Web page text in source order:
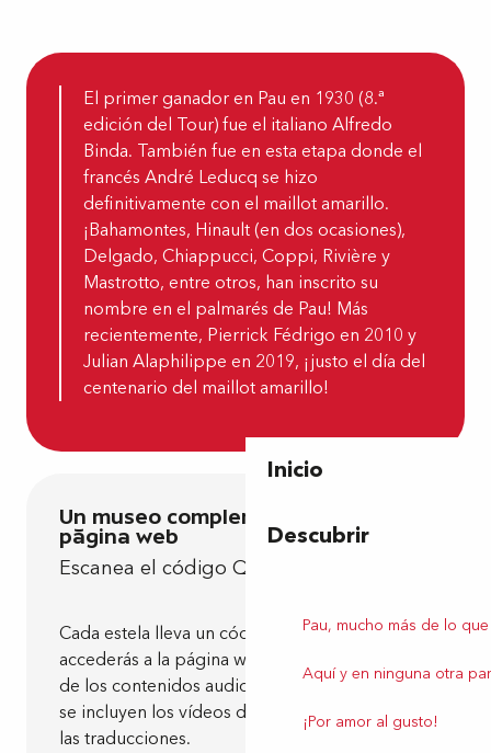
Inicio
Descubrir
Pau, mucho más de lo
Aquí y en ninguna otra
¡Por amor al gusto!
El primer ganador en Pau en 1930 (8.ª
edición del Tour) fue el italiano Alfredo
Binda. También fue en esta etapa donde el
francés André Leducq se hizo
definitivamente con el maillot amarillo.
¡Bahamontes, Hinault (en dos ocasiones),
Delgado, Chiappucci, Coppi, Rivière y
Mastrotto, entre otros, han inscrito su
nombre en el palmarés de Pau! Más
recientemente, Pierrick Fédrigo en 2010 y
Julian Alaphilippe en 2019, ¡justo el día del
centenario del maillot amarillo!
Un museo complementado con una
página web
Escanea el código QR
Cada estela lleva un código QR. Al escanearlo,
accederás a la página web móvil para disfrutar
de los contenidos audiovisuales, entre los que
se incluyen los vídeos del INA, así como todas
las traducciones.